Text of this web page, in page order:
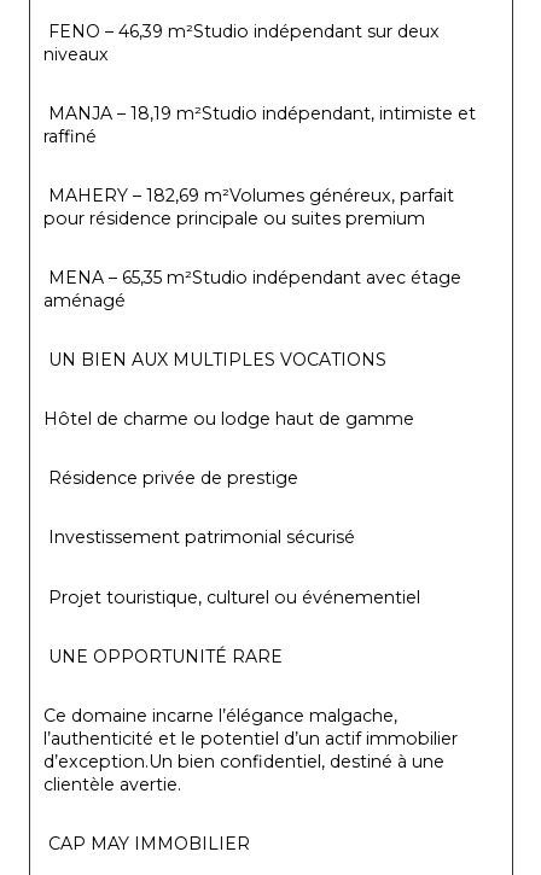
FENO – 46,39 m²Studio indépendant sur deux
niveaux
MANJA – 18,19 m²Studio indépendant, intimiste et
raffiné
MAHERY – 182,69 m²Volumes généreux, parfait
pour résidence principale ou suites premium
MENA – 65,35 m²Studio indépendant avec étage
aménagé
UN BIEN AUX MULTIPLES VOCATIONS
Hôtel de charme ou lodge haut de gamme
Résidence privée de prestige
Investissement patrimonial sécurisé
Projet touristique, culturel ou événementiel
UNE OPPORTUNITÉ RARE
Ce domaine incarne l’élégance malgache,
l’authenticité et le potentiel d’un actif immobilier
d’exception.Un bien confidentiel, destiné à une
clientèle avertie.
CAP MAY IMMOBILIER